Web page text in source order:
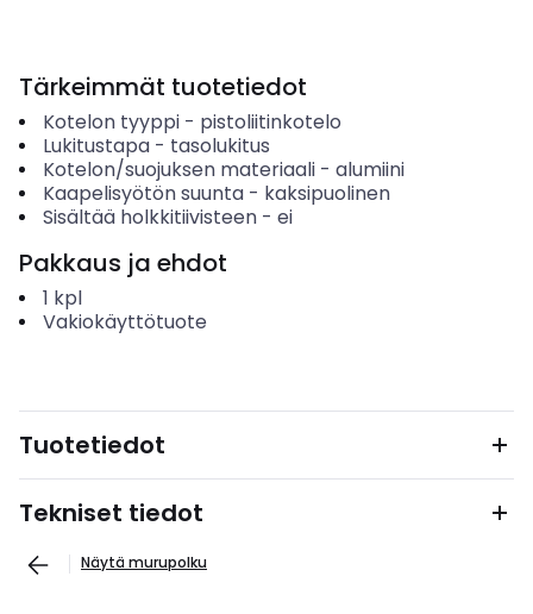
Tärkeimmät tuotetiedot
Kotelon tyyppi- pistoliitinkotelo
Lukitustapa- tasolukitus
Kotelon/suojuksen materiaali- alumiini
Kaapelisyötön suunta- kaksipuolinen
Sisältää holkkitiivisteen- ei
Pakkaus ja ehdot
1 kpl
Vakiokäyttötuote
Tuotetiedot
Tekniset tiedot
Näytä murupolku